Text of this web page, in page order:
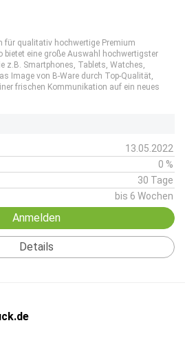
für qualitativ hochwertige Premium
bietet eine große Auswahl hochwertigster
z.B. Smartphones, Tablets, Watches,
Image von B-Ware durch Top-Qualität,
frischen Kommunikation auf ein neues
13.05.2022
0 %
30 Tage
bis 6 Wochen
Anmelden
Details